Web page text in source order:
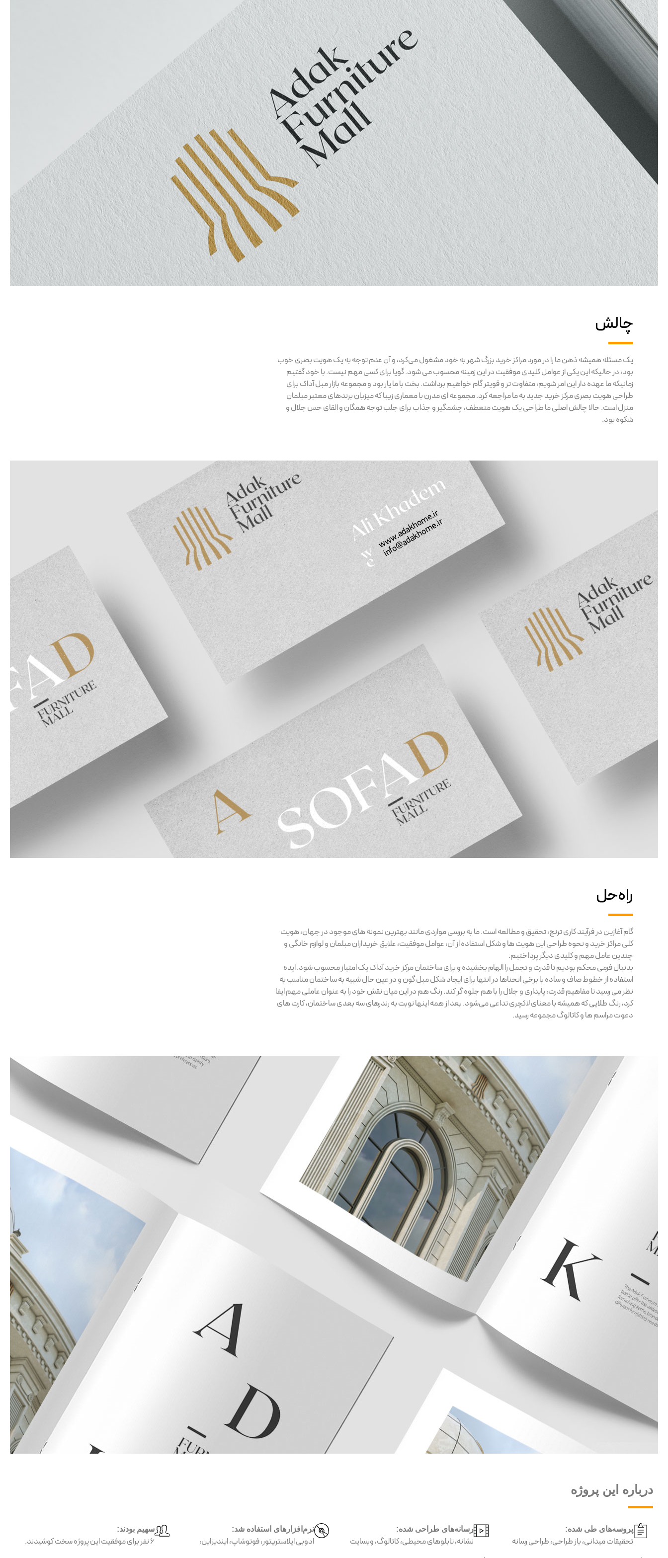
چالش
یک مسئله همیشه ذهن ما را در مورد مراکز خرید بزرگ شهر به خود مشغول می‌کرد، و آن عدم توجه به یک هویت بصری خوب
بود، در حالیکه این یکی از عوامل کلیدی موفقیت در این زمینه محسوب می شود. گویا برای کسی مهم نیست. با خود گفتیم
زمانیکه ما عهده دار این امر شویم، متفاوت تر و قویتر گام خواهیم برداشت. بخت با ما یار بود و مجموعه بازار مبل آداک برای
طراحی هویت بصری مرکز خرید جدید به ما مراجعه کرد. مجموعه ای مدرن با معماری زیبا که میزبان برندهای معتبر مبلمان
منزل است. حالا چالش اصلی ما طراحی یک هویت منعطف، چشمگیر و جذاب برای جلب توجه همگان و القای حس جلال و
شکوه بود.
راه‌حل
گام آغازین در فرآیند کاری ترنج، تحقیق و مطالعه است. ما به بررسی مواردی مانند بهترین نمونه های موجود در جهان، هویت
کلی مراکز خرید و نحوه طراحی این هویت ها و شکل استفاده از آن، عوامل موفقیت، علایق خریداران مبلمان و لوازم خانگی و
چندین عامل مهم و کلیدی دیگر پرداختیم.
بدنبال فرمی محکم بودیم تا قدرت و تجمل را الهام بخشیده و برای ساختمان مرکز خرید آداک یک امتیاز محسوب شود. ایده
استفاده از خطوط صاف و ساده با برخی انحناها در انتها برای ایجاد شکل مبل گون و در عین حال شبیه به ساختمان مناسب به
نظر می رسید تا مفاهیم قدرت، پایداری و جلال را با هم جلوه گر کند. رنگ هم در این میان نقش خود را به عنوان عاملی مهم ایفا
کرد، رنگ طلایی که همیشه با معنای لاکچری تداعی می‌شود. بعد از همه اینها نوبت به رندرهای سه بعدی ساختمان، کارت های
دعوت مراسم ها و کاتالوگ مجموعه رسید.
درباره این پروژه
پروسه‌‌های طی شده:
تحقیقات میدانی، باز طراحی، طراحی رسانه
رسانه‌های طراحی شده:
نشانه، تابلوهای محیطی، کاتالوگ، وبسایت
نرم‌افزارهای استفاده شد:
ادوبی ایلاستریتور، فوتوشاپ، ایندیزاین،
سهیم بودند:
۶ نفر برای موفقیت این پروژه سخت کوشیدند.